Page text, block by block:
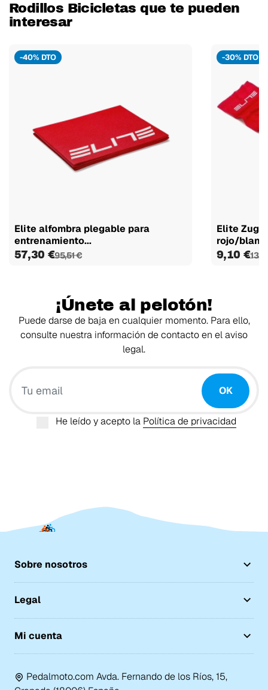
Rodillos Bicicletas que te pueden
interesar
-40% DTO
Elite alfombra plegable para
entrenamiento...
57,30 €95,51 €
-30% DTO
Elite
rojo/
9,10 €
¡Únete al pelotón!
Puede darse de baja en cualquier momento. Para ello,
consulte nuestra información de contacto en el aviso
legal.
OK
He leído y acepto la Política de privacidad
Sobre nosotros
Legal
Mi cuenta
Pedalmoto.com Avda. Fernando de los Ríos, 15,